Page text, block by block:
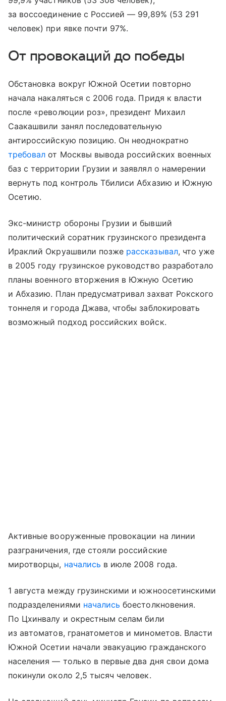
за воссоединение с Россией — 99,89% (53 291
человек) при явке почти 97%.
От провокаций до победы
Обстановка вокруг Южной Осетии повторно
начала накаляться с 2006 года. Придя к власти
после «революции роз», президент Михаил
Саакашвили занял последовательную
антироссийскую позицию. Он неоднократно
требовал от Москвы вывода российских военных
баз с территории Грузии и заявлял о намерении
вернуть под контроль Тбилиси Абхазию и Южную
Осетию.
Экс-министр обороны Грузии и бывший
политический соратник грузинского президента
Ираклий Окруашвили позже рассказывал, что уже
в 2005 году грузинское руководство разработало
планы военного вторжения в Южную Осетию
и Абхазию. План предусматривал захват Рокского
тоннеля и города Джава, чтобы заблокировать
возможный подход российских войск.
Активные вооруженные провокации на линии
разграничения, где стояли российские
миротворцы, начались в июле 2008 года.
1 августа между грузинскими и южноосетинскими
подразделениями начались боестолкновения.
По Цхинвалу и окрестным селам били
из автоматов, гранатометов и минометов. Власти
Южной Осетии начали эвакуацию гражданского
населения — только в первые два дня свои дома
покинули около 2,5 тысяч человек.